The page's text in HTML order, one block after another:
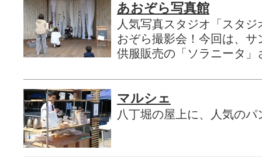
あおぞら写真館
人気写真スタジオ「スタ
おぞら撮影会！今回は、
供服販売の「ソラニータ
マルシェ
八丁堀の屋上に、人気の